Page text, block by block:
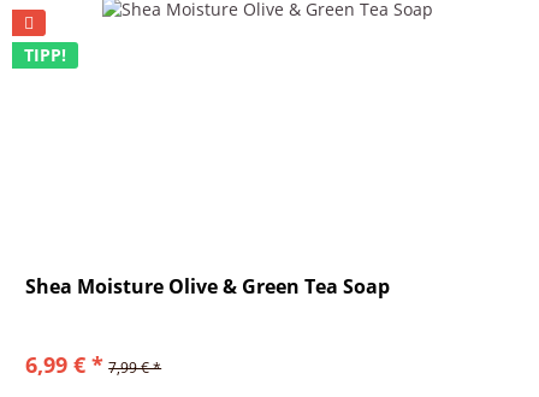
TIPP!
Shea Moisture Olive & Green Tea Soap
6,99 € * 7,99 € *